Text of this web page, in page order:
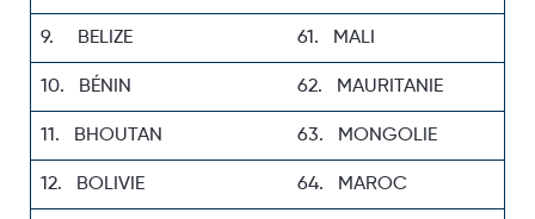
9. BELIZE 61. MALI
10. BÉNIN 62. MAURITANIE
11. BHOUTAN 63. MONGOLIE
12. BOLIVIE 64. MAROC